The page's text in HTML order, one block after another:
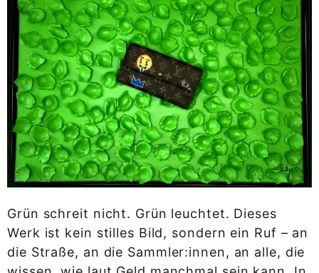
Grün schreit nicht. Grün leuchtet. Dieses
Werk ist kein stilles Bild, sondern ein Ruf – an
die Straße, an die Sammler:innen, an alle, die